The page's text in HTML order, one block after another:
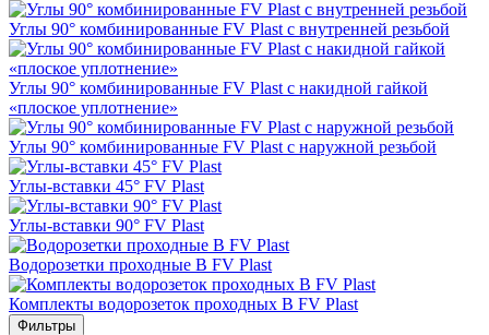
Углы 90° комбинированные FV Plast с внутренней резьбой
Углы 90° комбинированные FV Plast с накидной гайкой
«плоское уплотнение»
Углы 90° комбинированные FV Plast с наружной резьбой
Углы-вставки 45° FV Plast
Углы-вставки 90° FV Plast
Водорозетки проходные В FV Plast
Комплекты водорозеток проходных В FV Plast
Фильтры